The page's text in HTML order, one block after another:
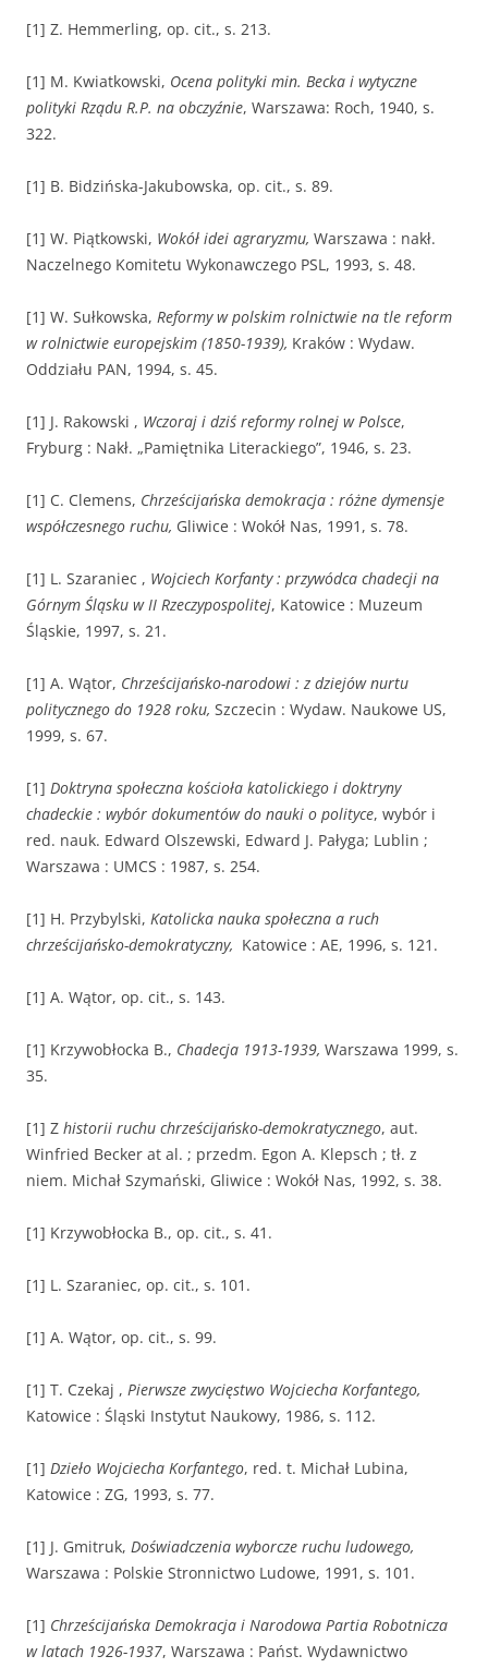
[1] Z. Hemmerling, op. cit., s. 213.
[1] M. Kwiatkowski, Ocena polityki min. Becka i wytyczne
polityki Rządu R.P. na obczyźnie, Warszawa: Roch, 1940, s.
322.
[1] B. Bidzińska-Jakubowska, op. cit., s. 89.
[1] W. Piątkowski, Wokół idei agraryzmu, Warszawa : nakł.
Naczelnego Komitetu Wykonawczego PSL, 1993, s. 48.
[1] W. Sułkowska, Reformy w polskim rolnictwie na tle reform
w rolnictwie europejskim (1850-1939), Kraków : Wydaw.
Oddziału PAN, 1994, s. 45.
[1] J. Rakowski , Wczoraj i dziś reformy rolnej w Polsce,
Fryburg : Nakł. „Pamiętnika Literackiego”, 1946, s. 23.
[1] C. Clemens, Chrześcijańska demokracja : różne dymensje
współczesnego ruchu, Gliwice : Wokół Nas, 1991, s. 78.
[1] L. Szaraniec , Wojciech Korfanty : przywódca chadecji na
Górnym Śląsku w II Rzeczypospolitej, Katowice : Muzeum
Śląskie, 1997, s. 21.
[1] A. Wątor, Chrześcijańsko-narodowi : z dziejów nurtu
politycznego do 1928 roku, Szczecin : Wydaw. Naukowe US,
1999, s. 67.
[1] Doktryna społeczna kościoła katolickiego i doktryny
chadeckie : wybór dokumentów do nauki o polityce, wybór i
red. nauk. Edward Olszewski, Edward J. Pałyga; Lublin ;
Warszawa : UMCS : 1987, s. 254.
[1] H. Przybylski, Katolicka nauka społeczna a ruch
chrześcijańsko-demokratyczny, Katowice : AE, 1996, s. 121.
[1] A. Wątor, op. cit., s. 143.
[1] Krzywobłocka B., Chadecja 1913-1939, Warszawa 1999, s.
35.
[1] Z historii ruchu chrześcijańsko-demokratycznego, aut.
Winfried Becker at al. ; przedm. Egon A. Klepsch ; tł. z
niem. Michał Szymański, Gliwice : Wokół Nas, 1992, s. 38.
[1] Krzywobłocka B., op. cit., s. 41.
[1] L. Szaraniec, op. cit., s. 101.
[1] A. Wątor, op. cit., s. 99.
[1] T. Czekaj , Pierwsze zwycięstwo Wojciecha Korfantego,
Katowice : Śląski Instytut Naukowy, 1986, s. 112.
[1] Dzieło Wojciecha Korfantego, red. t. Michał Lubina,
Katowice : ZG, 1993, s. 77.
[1] J. Gmitruk, Doświadczenia wyborcze ruchu ludowego,
Warszawa : Polskie Stronnictwo Ludowe, 1991, s. 101.
[1] Chrześcijańska Demokracja i Narodowa Partia Robotnicza
w latach 1926-1937, Warszawa : Państ. Wydawnictwo